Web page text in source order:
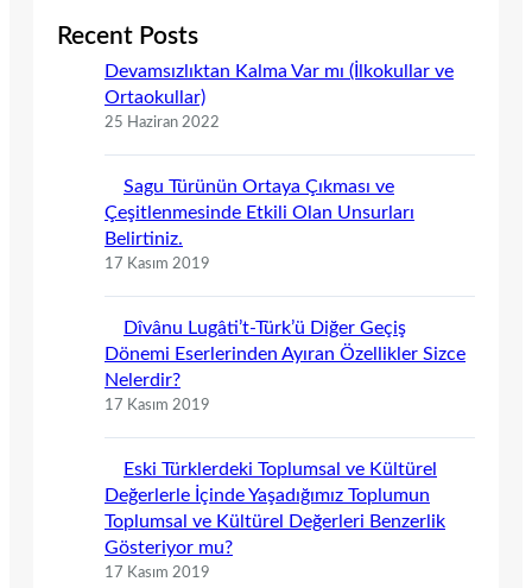
Recent Posts
Devamsızlıktan Kalma Var mı (İlkokullar ve
Ortaokullar)
25 Haziran 2022
Sagu Türünün Ortaya Çıkması ve
Çeşitlenmesinde Etkili Olan Unsurları
Belirtiniz.
17 Kasım 2019
Dîvânu Lugâti’t-Türk’ü Diğer Geçiş
Dönemi Eserlerinden Ayıran Özellikler Sizce
Nelerdir?
17 Kasım 2019
Eski Türklerdeki Toplumsal ve Kültürel
Değerlerle İçinde Yaşadığımız Toplumun
Toplumsal ve Kültürel Değerleri Benzerlik
Gösteriyor mu?
17 Kasım 2019